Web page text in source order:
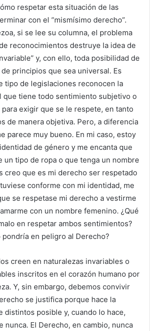
respetar esta situación de las
con el “mismísimo derecho”.
si se lee su columna, el problema
reconocimientos destruye la idea de
y, con ello, toda posibilidad de
principios que sea universal. Es
tipo de legislaciones reconocen la
que tiene todo sentimiento subjetivo o
exigir que se le respete, en tanto
de manera objetiva. Pero, a diferencia
parece muy bueno. En mi caso, estoy
de género y me encanta que
un tipo de ropa o que tenga un nombre
creo que es mi derecho ser respetado
conforme con mi identidad, me
se respetase mi derecho a vestirme
con un nombre femenino. ¿Qué
en respetar ambos sentimientos?
en peligro al Derecho?
creen en naturalezas invariables o
inscritos en el corazón humano por
Y, sin embargo, debemos convivir
se justifica porque hace la
distintos posible y, cuando lo hace,
nunca. El Derecho, en cambio, nunca